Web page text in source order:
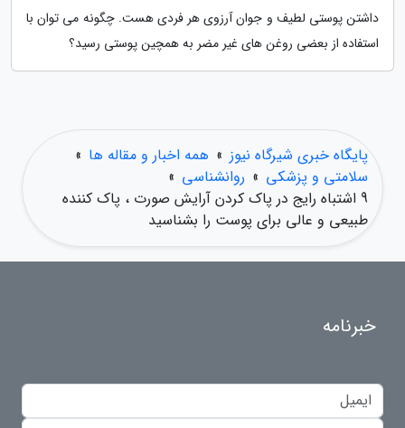
داشتن پوستی لطیف و جوان آرزوی هر فردی هست. چگونه می توان با
استفاده از بعضی روغن های غیر مضر به همچین پوستی رسید؟
پایگاه خبری شیرگاه نیوز » همه اخبار و مقاله ها »
سلامتی و پزشکی » روانشناسی »
9 اشتباه رایج در پاک کردن آرایش صورت ، پاک کننده
طبیعی و عالی برای پوست را بشناسید
خبرنامه